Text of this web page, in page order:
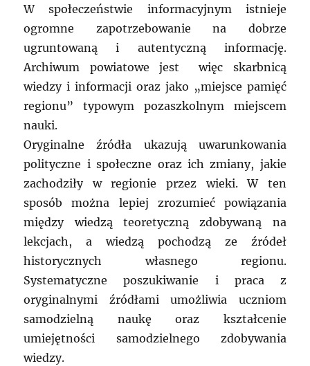
W społeczeństwie informacyjnym istnieje
ogromne zapotrzebowanie na dobrze
ugruntowaną i autentyczną informację.
Archiwum powiatowe jest więc skarbnicą
wiedzy i informacji oraz jako „miejsce pamięć
regionu” typowym pozaszkolnym miejscem
nauki.
Oryginalne źródła ukazują uwarunkowania
polityczne i społeczne oraz ich zmiany, jakie
zachodziły w regionie przez wieki. W ten
sposób można lepiej zrozumieć powiązania
między wiedzą teoretyczną zdobywaną na
lekcjach, a wiedzą pochodzą ze źródeł
historycznych własnego regionu.
Systematyczne poszukiwanie i praca z
oryginalnymi źródłami umożliwia uczniom
samodzielną naukę oraz kształcenie
umiejętności samodzielnego zdobywania
wiedzy.